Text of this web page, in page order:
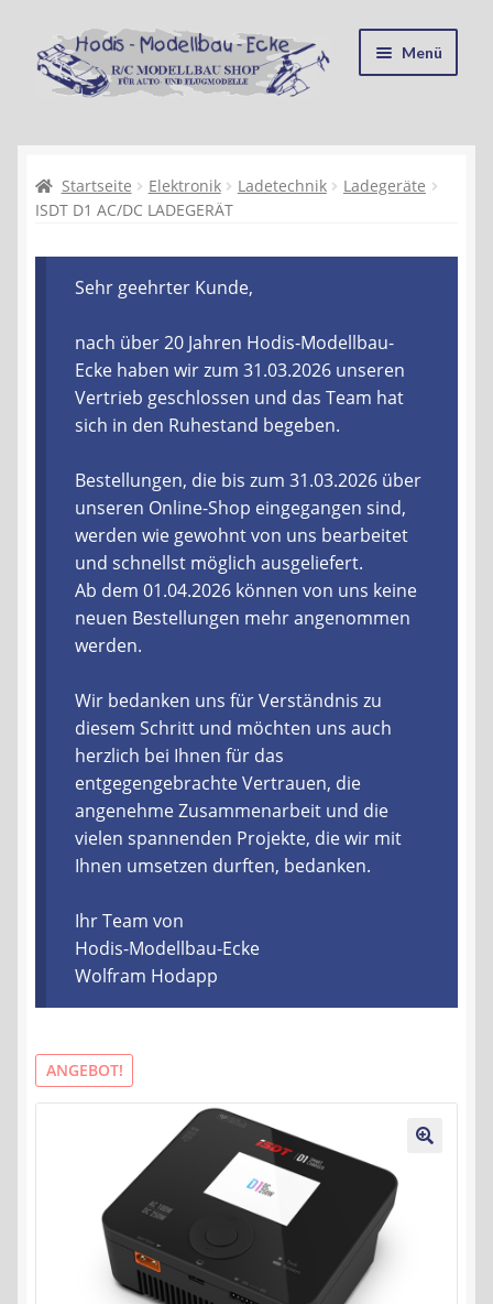
Zur
Navigation
springen
Zum
Inhalt
springen
Menü
Kasse
Recycling, Entsorgung und Umwelt
Shop
Warenkorb
Ablauf einer Bestellung
Liefer- und Versandkosten
Zahlungsarten
Lieferzeit & Verfügbarkeit
Gutschein
Batterien- und Akku Verordnung
Elektro- und Elektronikgeräte Verordnung
Vereine & Foren
Kontakt
AGB
Widerrufsbelehrung
Datenschutzerklärung
Impressum
Startseite Elektronik Ladetechnik
Ladegeräte
ISDT D1 AC/DC LADEGERÄT
Sehr geehrter Kunde,
nach über 20 Jahren Hodis-Modellbau-
Ecke haben wir zum 31.03.2026 unseren
Vertrieb geschlossen und das Team hat
sich in den Ruhestand begeben.
Bestellungen, die bis zum 31.03.2026 über
unseren Online-Shop eingegangen sind,
werden wie gewohnt von uns bearbeitet
und schnellst möglich ausgeliefert.
Ab dem 01.04.2026 können von uns keine
neuen Bestellungen mehr angenommen
werden.
Wir bedanken uns für Verständnis zu
diesem Schritt und möchten uns auch
herzlich bei Ihnen für das
entgegengebrachte Vertrauen, die
angenehme Zusammenarbeit und die
vielen spannenden Projekte, die wir mit
Ihnen umsetzen durften, bedanken.
Ihr Team von
Hodis-Modellbau-Ecke
Wolfram Hodapp
ANGEBOT!